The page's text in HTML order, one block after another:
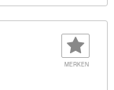
MERKEN